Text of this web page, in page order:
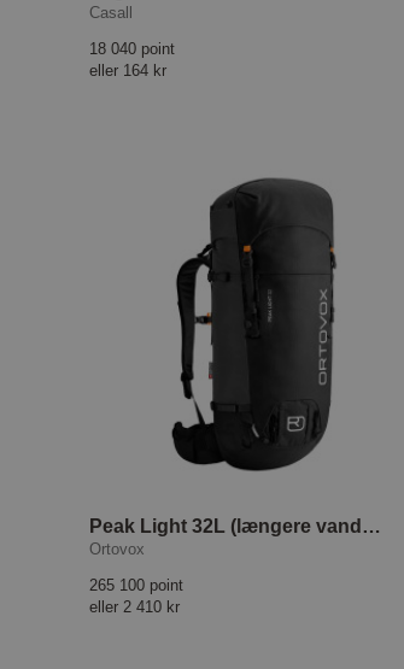
Casall
18 040 point
eller 164 kr
Peak Light 32L (længere vandreture) Sort
Ortovox
265 100 point
eller 2 410 kr